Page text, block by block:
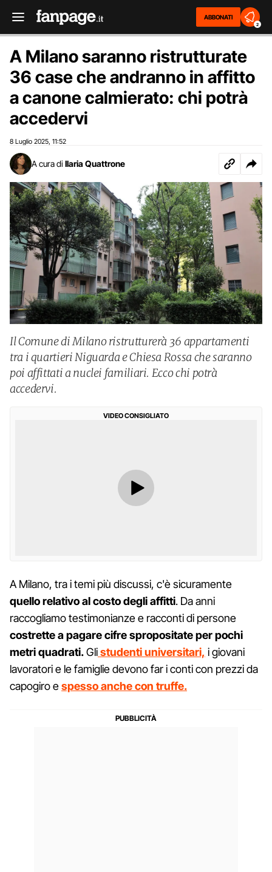
ABBONATI
2
A Milano saranno ristrutturate
36 case che andranno in affitto
a canone calmierato: chi potrà
accedervi
8 Luglio 2025 11:52
A cura di Ilaria Quattrone
Il Comune di Milano ristrutturerà 36 appartamenti
tra i quartieri Niguarda e Chiesa Rossa che saranno
poi affittati a nuclei familiari. Ecco chi potrà
accedervi.
VIDEO CONSIGLIATO
A Milano, tra i temi più discussi, c'è sicuramente
quello relativo al costo degli affitti. Da anni
raccogliamo testimonianze e racconti di persone
costrette a pagare cifre spropositate per pochi
metri quadrati.Glistudenti universitari, i giovani
lavoratori e le famiglie devono far i conti con prezzi da
capogiro espesso anche con truffe.